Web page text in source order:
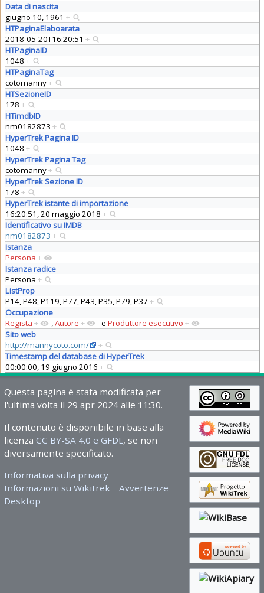
Data di nascita
giugno 10, 1961 +
HTPaginaElaboarata
2018-05-20T16:20:51 +
HTPaginaID
1048 +
HTPaginaTag
cotomanny+
HTSezioneID
178 +
HTimdbID
nm0182873 +
HyperTrek Pagina ID
1048 +
HyperTrek Pagina Tag
cotomanny+
HyperTrek Sezione ID
178 +
HyperTrek istante di importazione
16:20:51, 20 maggio 2018 +
Identificativo su IMDB
nm0182873 +
Istanza
Persona +
Istanza radice
Persona +
ListProp
P14, P48, P119, P77, P43, P35, P79, P37 +
Occupazione
Regista + ,Autore + e Produttore esecutivo +
Sito web
http://mannycoto.com/
+
Timestamp del database di HyperTrek
00:00:00, 19 giugno 2016 +
Questa pagina è stata modificata per
l'ultima volta il 29 apr 2024 alle 11:30.
Il contenuto è disponibile in base alla
licenza CC BY-SA 4.0 e GFDL , se non
diversamente specificato.
Informativa sulla privacy
Informazioni su Wikitrek
Avvertenze
Desktop